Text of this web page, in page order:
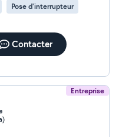
Pose d'interrupteur
Contacter
Entreprise